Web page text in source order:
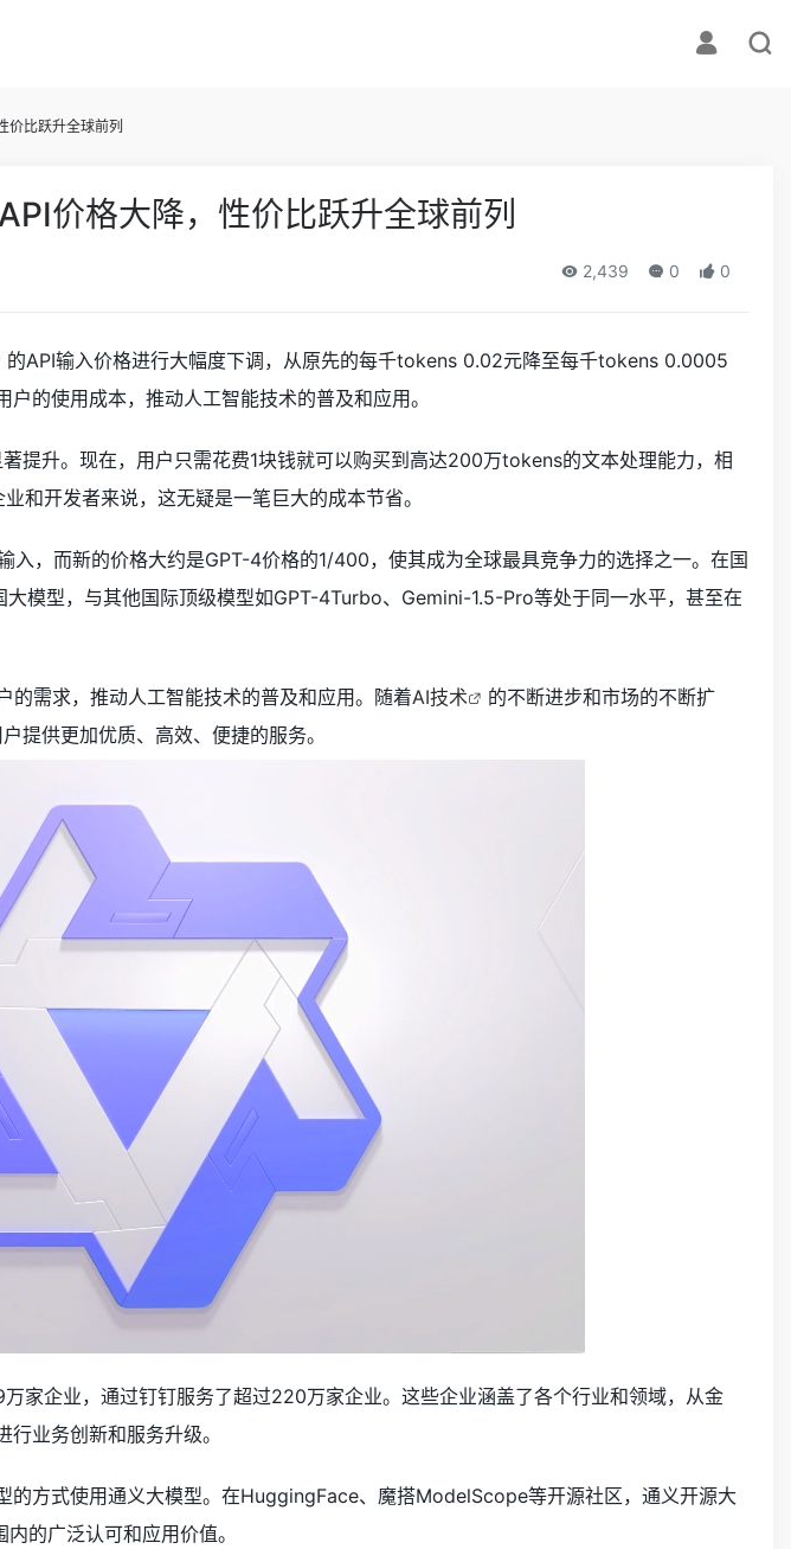
比跃升全球前列
价格大降，性价比跃升全球前列
2,439 0 0
的API输入价格进行大幅度下调，从原先的每千tokens 0.02元降至每千tokens 0.0005
的使用成本，推动人工智能技术的普及和应用。
提升。现在，用户只需花费1块钱就可以购买到高达200万tokens的文本处理能力，相
和开发者来说，这无疑是一笔巨大的成本节省。
，而新的价格大约是GPT-4价格的1/400，使其成为全球最具竞争力的选择之一。在国
模型，与其他国际顶级模型如GPT-4Turbo、Gemini-1.5-Pro等处于同一水平，甚至在
的需求，推动人工智能技术的普及和应用。随着AI技术
的不断进步和市场的不断扩
提供更加优质、高效、便捷的服务。
家企业，通过钉钉服务了超过220万家企业。这些企业涵盖了各个行业和领域，从金
业务创新和服务升级。
的方式使用通义大模型。在HuggingFace、魔搭ModelScope等开源社区，通义开源大
的广泛认可和应用价值。